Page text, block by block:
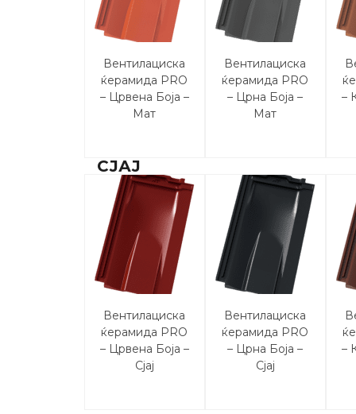
Вентилациска
ќерамида PRO
– Црвена Боја –
Maт
Вентилациска
ќерамида PRO
– Црна Боја –
Maт
–
СЈАЈ
Вентилациска
ќерамида PRO
– Црвена Боја –
Сјај
Вентилациска
ќерамида PRO
– Црна Боја –
Сјај
–